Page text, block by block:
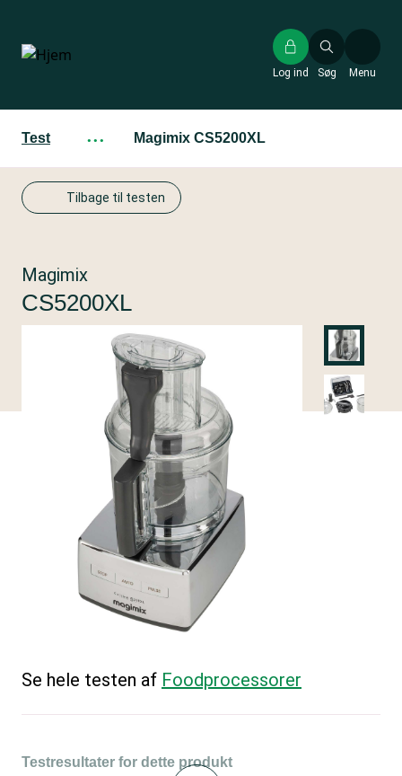
hovedindhold
Søg
Log ind Menu
Test ··· Magimix CS5200XL
Tilbage til testen
Magimix
CS5200XL
Se hele testen af Foodprocessorer
Testresultater for dette produkt